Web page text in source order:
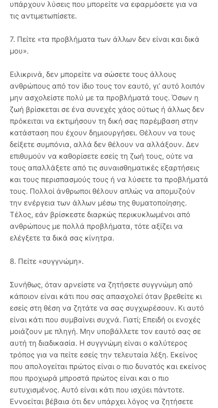
υπάρχουν λύσεις που μπορείτε να εφαρμόσετε για να
τις αντιμετωπίσετε.
7. Πείτε «τα προβλήματα των άλλων δεν είναι και δικά
μου».
Ειλικρινά, δεν μπορείτε να σώσετε τους άλλους
ανθρώπους από τον ίδιο τους τον εαυτό, γι’ αυτό λοιπόν
μην ασχολείστε πολύ με τα προβλήματά τους. Όσων η
ζωή βρίσκεται σε ένα συνεχές χάος ούτως ή άλλως δεν
πρόκειται να εκτιμήσουν τη δική σας παρέμβαση στην
κατάσταση που έχουν δημιουργήσει. Θέλουν να τους
δείξετε συμπόνια, αλλά δεν θέλουν να αλλάξουν. Δεν
επιθυμούν να καθορίσετε εσείς τη ζωή τους, ούτε να
τους απαλλάξετε από τις συναισθηματικές εξαρτήσεις
και τους περισπασμούς τους ή να λύσετε τα προβλήματά
τους. Πολλοί άνθρωποι θέλουν απλώς να απομυζούν
την ενέργεια των άλλων μέσω της θυματοποίησης.
Τέλος, εάν βρίσκεστε διαρκώς περικυκλωμένοι από
ανθρώπους με πολλά προβλήματα, τότε αξίζει να
ελέγξετε τα δικά σας κίνητρα.
8. Πείτε «συγγνώμη».
Συνήθως, όταν αρνείστε να ζητήσετε συγγνώμη από
κάποιον είναι κάτι που σας απασχολεί όταν βρεθείτε κι
εσείς στη θέση να ζητάτε να σας συγχωρέσουν. Κι αυτό
είναι κάτι που συμβαίνει συχνά. Γιατί; Επειδή οι ενοχές
μοιάζουν με πληγή. Μην υποβάλλετε τον εαυτό σας σε
αυτή τη διαδικασία. Η συγγνώμη είναι ο καλύτερος
τρόπος για να πείτε εσείς την τελευταία λέξη. Εκείνος
που απολογείται πρώτος είναι ο πιο δυνατός και εκείνος
που προχωρά μπροστά πρώτος είναι και ο πιο
ευτυχισμένος. Αυτό είναι κάτι που ισχύει πάντοτε.
Εννοείται βέβαια ότι δεν υπάρχει λόγος να ζητήσετε